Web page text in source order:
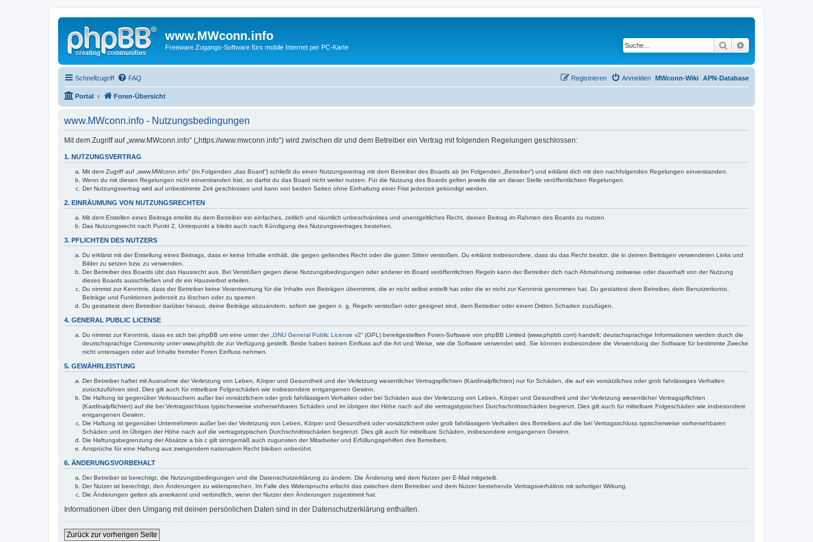
www.MWconn.info
Freeware Zugangs-Software fürs mobile Internet per PC-Karte Suche
Schnellzugriff FAQ APN-Database
MWconn-Wiki
Anmelden
Registrieren
Portal Foren-Übersicht
www.MWconn.info - Nutzungsbedingungen
Mit dem Zugriff auf „www.MWconn.info“ („https://www.mwconn.info“) wird zwischen dir und dem Betreiber ein Vertrag mit folgenden Regelungen geschlossen:
1. NUTZUNGSVERTRAG
Mit dem Zugriff auf „www.MWconn.info“ (im Folgenden „das Board“) schließt du einen Nutzungsvertrag mit dem Betreiber des Boards ab (im Folgenden „Betreiber“) und erklärst dich mit den nachfolgenden Regelungen einverstanden.
Wenn du mit diesen Regelungen nicht einverstanden bist, so darfst du das Board nicht weiter nutzen. Für die Nutzung des Boards gelten jeweils die an dieser Stelle veröffentlichten Regelungen.
Der Nutzungsvertrag wird auf unbestimmte Zeit geschlossen und kann von beiden Seiten ohne Einhaltung einer Frist jederzeit gekündigt werden.
2. EINRÄUMUNG VON NUTZUNGSRECHTEN
Mit dem Erstellen eines Beitrags erteilst du dem Betreiber ein einfaches, zeitlich und räumlich unbeschränktes und unentgeltliches Recht, deinen Beitrag im Rahmen des Boards zu nutzen.
Das Nutzungsrecht nach Punkt 2, Unterpunkt a bleibt auch nach Kündigung des Nutzungsvertrages bestehen.
3. PFLICHTEN DES NUTZERS
Du erklärst mit der Erstellung eines Beitrags, dass er keine Inhalte enthält, die gegen geltendes Recht oder die guten Sitten verstoßen. Du erklärst insbesondere, dass du das Recht besitzt, die in deinen Beiträgen verwendeten Links und
Bilder zu setzen bzw. zu verwenden.
Der Betreiber des Boards übt das Hausrecht aus. Bei Verstößen gegen diese Nutzungsbedingungen oder anderer im Board veröffentlichten Regeln kann der Betreiber dich nach Abmahnung zeitweise oder dauerhaft von der Nutzung
dieses Boards ausschließen und dir ein Hausverbot erteilen.
Du nimmst zur Kenntnis, dass der Betreiber keine Verantwortung für die Inhalte von Beiträgen übernimmt, die er nicht selbst erstellt hat oder die er nicht zur Kenntnis genommen hat. Du gestattest dem Betreiber, dein Benutzerkonto,
Beiträge und Funktionen jederzeit zu löschen oder zu sperren.
Du gestattest dem Betreiber darüber hinaus, deine Beiträge abzuändern, sofern sie gegen o. g. Regeln verstoßen oder geeignet sind, dem Betreiber oder einem Dritten Schaden zuzufügen.
4. GENERAL PUBLIC LICENSE
Du nimmst zur Kenntnis, dass es sich bei phpBB um eine unter der „ GNU General Public License v2“ (GPL) bereitgestellten Foren-Software von phpBB Limited (www.phpbb.com) handelt; deutschsprachige Informationen werden durch die
deutschsprachige Community unter www.phpbb.de zur Verfügung gestellt. Beide haben keinen Einfluss auf die Art und Weise, wie die Software verwendet wird. Sie können insbesondere die Verwendung der Software für bestimmte Zwecke
nicht untersagen oder auf Inhalte fremder Foren Einfluss nehmen.
5. GEWÄHRLEISTUNG
Der Betreiber haftet mit Ausnahme der Verletzung von Leben, Körper und Gesundheit und der Verletzung wesentlicher Vertragspflichten (Kardinalpflichten) nur für Schäden, die auf ein vorsätzliches oder grob fahrlässiges Verhalten
zurückzuführen sind. Dies gilt auch für mittelbare Folgeschäden wie insbesondere entgangenen Gewinn.
Die Haftung ist gegenüber Verbrauchern außer bei vorsätzlichem oder grob fahrlässigem Verhalten oder bei Schäden aus der Verletzung von Leben, Körper und Gesundheit und der Verletzung wesentlicher Vertragspflichten
(Kardinalpflichten) auf die bei Vertragsschluss typischerweise vorhersehbaren Schäden und im übrigen der Höhe nach auf die vertragstypischen Durchschnittsschäden begrenzt. Dies gilt auch für mittelbare Folgeschäden wie insbesondere
entgangenen Gewinn.
Die Haftung ist gegenüber Unternehmern außer bei der Verletzung von Leben, Körper und Gesundheit oder vorsätzlichem oder grob fahrlässigem Verhalten des Betreibers auf die bei Vertragsschluss typischerweise vorhersehbaren
Schäden und im Übrigen der Höhe nach auf die vertragstypischen Durchschnittsschäden begrenzt. Dies gilt auch für mittelbare Schäden, insbesondere entgangenen Gewinn.
Die Haftungsbegrenzung der Absätze a bis c gilt sinngemäß auch zugunsten der Mitarbeiter und Erfüllungsgehilfen des Betreibers.
Ansprüche für eine Haftung aus zwingendem nationalem Recht bleiben unberührt.
6. ÄNDERUNGSVORBEHALT
Der Betreiber ist berechtigt, die Nutzungsbedingungen und die Datenschutzerklärung zu ändern. Die Änderung wird dem Nutzer per E-Mail mitgeteilt.
Der Nutzer ist berechtigt, den Änderungen zu widersprechen. Im Falle des Widerspruchs erlischt das zwischen dem Betreiber und dem Nutzer bestehende Vertragsverhältnis mit sofortiger Wirkung.
Die Änderungen gelten als anerkannt und verbindlich, wenn der Nutzer den Änderungen zugestimmt hat.
Informationen über den Umgang mit deinen persönlichen Daten sind in der Datenschutzerklärung enthalten.
Zurück zur vorherigen Seite